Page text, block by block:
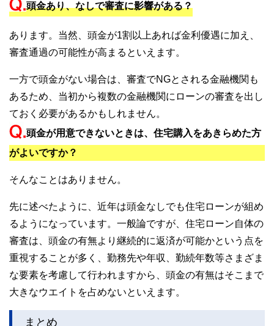
頭金あり、なしで審査に影響がある？
あります。当然、頭金が1割以上あれば金利優遇に加え、
審査通過の可能性が高まるといえます。
一方で頭金がない場合は、審査でNGとされる金融機関も
あるため、当初から複数の金融機関にローンの審査を出し
ておく必要があるかもしれません。
頭金が用意できないときは、住宅購入をあきらめた方
がよいですか？
そんなことはありません。
先に述べたように、近年は頭金なしでも住宅ローンが組め
るようになっています。一般論ですが、住宅ローン自体の
審査は、頭金の有無より継続的に返済が可能かという点を
重視することが多く、勤務先や年収、勤続年数等さまざま
な要素を考慮して行われますから、頭金の有無はそこまで
大きなウエイトを占めないといえます。
まとめ